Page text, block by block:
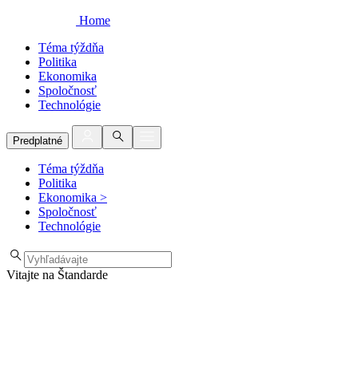
Home
Téma týždňa
Politika
Ekonomika
Spoločnosť
Technológie
Predplatné
Téma týždňa
Politika
Ekonomika >
Spoločnosť
Technológie
Vitajte na Štandarde